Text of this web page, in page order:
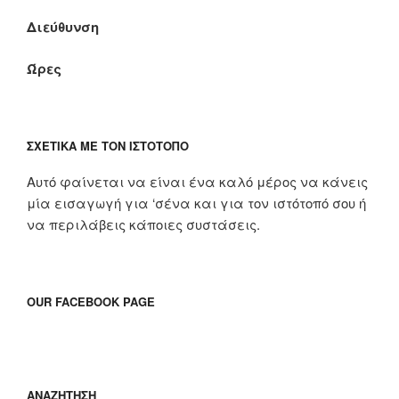
Διεύθυνση
Ώρες
ΣΧΕΤΙΚΆ ΜΕ ΤΟΝ ΙΣΤΌΤΟΠΟ
Αυτό φαίνεται να είναι ένα καλό μέρος να κάνεις
μία εισαγωγή για ‘σένα και για τον ιστότοπό σου ή
να περιλάβεις κάποιες συστάσεις.
OUR FACEBOOK PAGE
ΑΝΑΖΉΤΗΣΗ